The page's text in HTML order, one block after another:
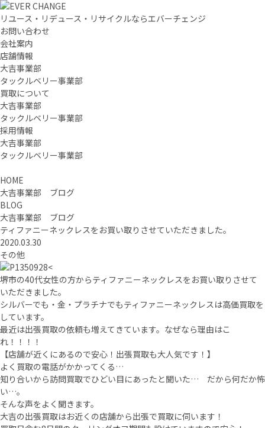
リユース・リデュース・リサイクルならエバーチェンジ
お問い合わせ
会社案内
店舗情報
大吉事業部
タックルベリー事業部
買取について
大吉事業部
タックルベリー事業部
採用情報
大吉事業部
タックルベリー事業部
HOME
大吉事業部 ブログ
BLOG
大吉事業部 ブログ
ティファニーネックレスをお買い取りさせていただきました。
2020.03.30
その他
<
堺市の40代女性の方からティファニーネックレスをお買い取りさせて
いただきました。
シルバーでも・金・プラチナでもティファニーネックレスは高価買取を
しています。
最近は出張買取の依頼も増えてきています。なぜなら理由はこ
れ！！！！
【店舗が近くにあるので安心！出張買取も大人気です！】
よく買取の電話がかかってくる…
知り合いから訪問買取でひどい目にあったと聞いた… だから何だか怖
い…。
そんな声をよく聞きます。
大吉の出張買取はお近くの店舗から出張で買取に伺います！